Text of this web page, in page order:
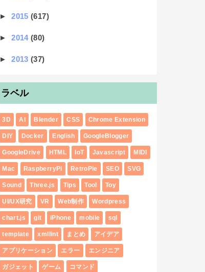
►2015(617)
►2014(80)
►2013(37)
ラベル
3D AI Blender CSS Chrome Extension
DIY Docker English GoogleBlogger
GoogleDrive HTML IoT Javascript MIDI
Mac RaspberryPi RetroPie SEO SVG
Sound Three.js Tips Tool Toy
UI/UX研究 VR Web制作 Wordpress
chart.js git iPhone mobile sql
template xmllint まとめ アイデア
アプリケーション エラー エンジニア
ガジェット ゲーム コマンド